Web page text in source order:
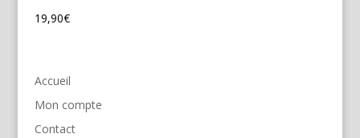
19,90€
Accueil
Mon compte
Contact